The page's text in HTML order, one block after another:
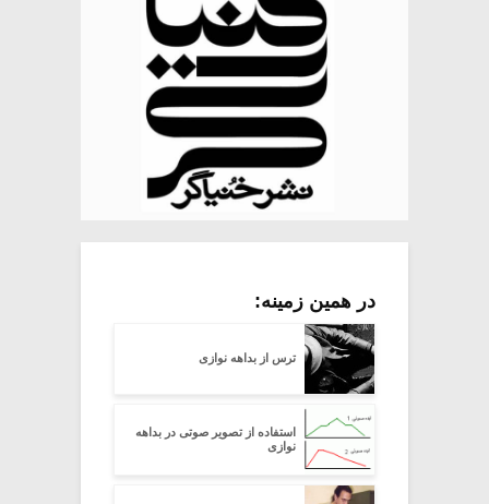
در همین زمینه:
ترس از بداهه نوازی
استفاده از تصویر صوتی در بداهه
نوازی